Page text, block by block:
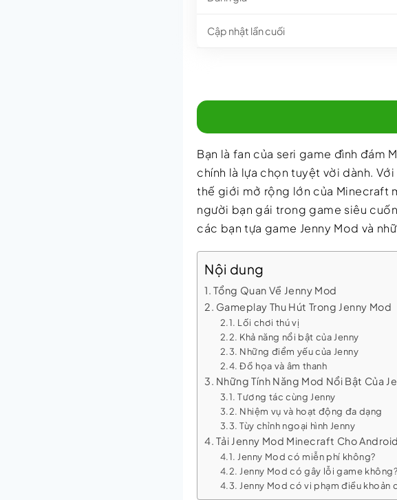
Cập nhật lần cuối
Bạn là fan của seri game đình đám
chính là lựa chọn tuyệt vời dành.
thế giới mở rộng lớn của Minecraft
người bạn gái trong game siêu
các bạn tựa game Jenny Mod và
Nội dung
Tổng Quan Về Jenny Mod
Gameplay Thu Hút Trong Jenny Mod
Lối chơi thú vị
Khả năng nổi bật của Jenny
Những điểm yếu của Jenny
Đồ họa và âm thanh
Những Tính Năng Mod Nổi Bật Của
Tương tác cùng Jenny
Nhiệm vụ và hoạt động đa dạng
Tùy chỉnh ngoại hình Jenny
Tải Jenny Mod Minecraft Cho Android
Jenny Mod có miễn phí không?
Jenny Mod có gây lỗi game không?
Jenny Mod có vi phạm điều khoản